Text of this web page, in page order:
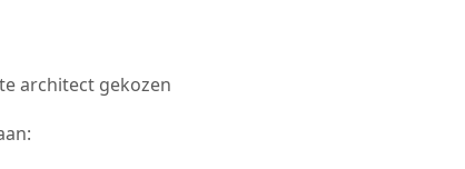
architect gekozen